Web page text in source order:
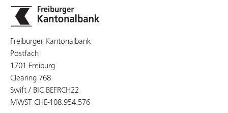
Freiburger Kantonalbank
Postfach
1701 Freiburg
Clearing 768
Swift / BIC BEFRCH22
MWST CHE-108.954.576